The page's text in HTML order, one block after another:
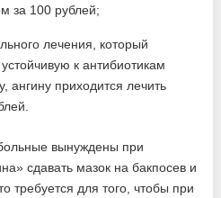
за 100 рублей;
лечения, который
к антибиотикам
ангину приходится лечить
вынуждены при
сдавать мазок на бакпосев и
требуется для того, чтобы при